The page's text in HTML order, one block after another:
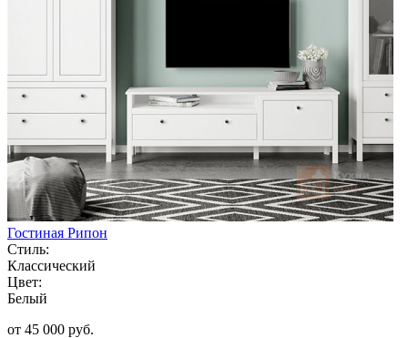
Гостиная Рипон
Стиль:
Классический
Цвет:
Белый
от 45 000 руб.